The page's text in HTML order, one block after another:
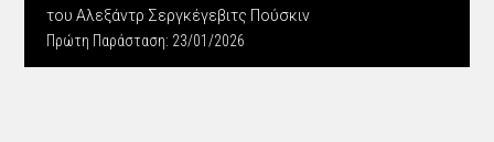
του Αλεξάντρ Σεργκέγεβιτς Πούσκιν
Πρώτη Παράσταση: 23/01/2026